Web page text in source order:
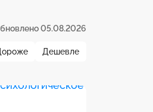
05.08.2026
Дешевле